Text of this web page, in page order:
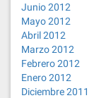
Junio 2012
Mayo 2012
Abril 2012
Marzo 2012
Febrero 2012
Enero 2012
Diciembre 2011